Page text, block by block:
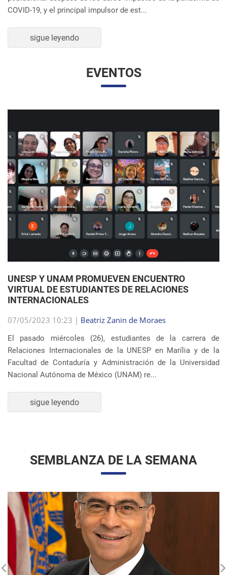
UNESP Y UNAM PROMUEVEN ENCUENTRO
VIRTUAL DE ESTUDIANTES DE RELACIONES
INTERNACIONALES
07/05/2023 10:23 | Beatriz Zanin de Moraes
El pasado miércoles (26), estudiantes de la carrera de
Facultad de Contaduría y Administración de la Universidad
Nacional Autónoma de México (UNAM) re...
sigue leyendo
SEMBLANZA DE LA SEMANA